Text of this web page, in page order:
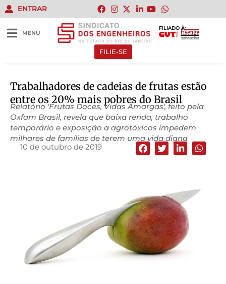
ENTRAR
MENU
FILIADO À:
FILIE-SE
Trabalhadores de cadeias de frutas estão
entre os 20% mais pobres do Brasil
Relatório 'Frutas Doces, Vidas Amargas', feito pela
Oxfam Brasil, revela que baixa renda, trabalho
temporário e exposição a agrotóxicos impedem
milhares de famílias de terem uma vida digna
10 de outubro de 2019